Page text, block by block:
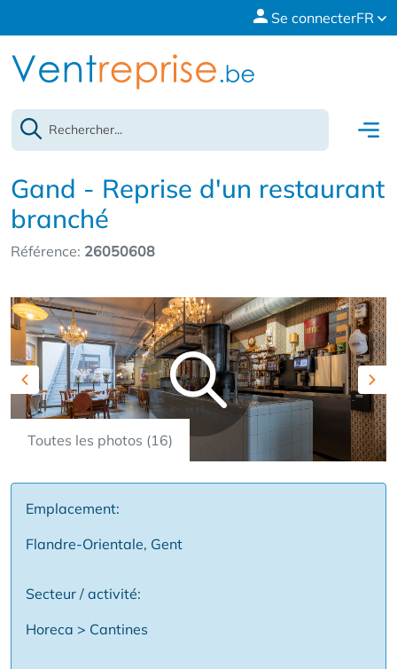
Se connecterFR
Gand - Reprise d'un restaurant
branché
Référence: 26050608
Toutes les photos (16)
Previous
Emplacement:
Flandre-Orientale, Gent
Secteur / activité:
Horeca > Cantines